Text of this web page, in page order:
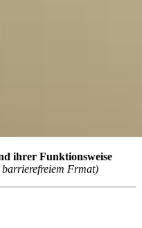
ihrer Funktionsweise
Frmat)